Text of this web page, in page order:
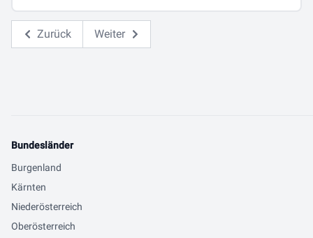
Zurück Weiter
Bundesländer
Burgenland
Kärnten
Niederösterreich
Oberösterreich